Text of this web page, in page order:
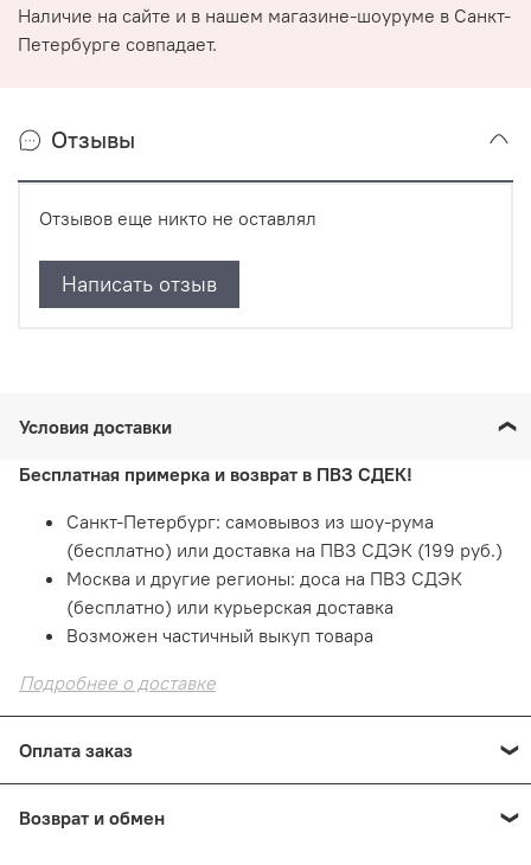
Наличие на сайте и в нашем магазине-шоуруме в Санкт-
Петербурге совпадает.
Отзывы
Отзывов еще никто не оставлял
Написать отзыв
Условия доставки
Бесплатная примерка и возврат в ПВЗ СДЕК!
Санкт-Петербург: самовывоз из шоу-рума
(бесплатно) или доставка на ПВЗ СДЭК (199 руб.)
Москва и другие регионы: доса на ПВЗ СДЭК
(бесплатно) или курьерская доставка
Возможен частичный выкуп товара
Подробнее о доставке
Оплата заказ
безопасно!
Возврат и обмен